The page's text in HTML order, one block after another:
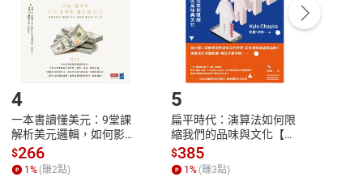
貨。
號，下載書籍後看書
4
一本書讀懂美元：9堂課
解析美元邏輯，如何影響
全球經濟和每個人的投資
【電子書】
$266
1% (賺2點)
5
扁平時代：演算法如何限
縮我們的品味與文化【電
子書】
$385
1% (賺3點)